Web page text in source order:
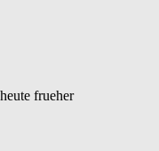
frueher